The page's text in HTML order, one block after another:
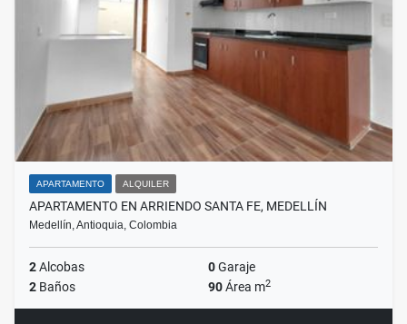
APARTAMENTO ALQUILER
APARTAMENTO EN ARRIENDO SANTA FE, MEDELLÍN
Medellín, Antioquia, Colombia
2Alcobas 0Garaje
2 Baños 90Área m2